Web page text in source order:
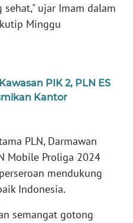
sehat," ujar Imam dalam
Minggu
PIK 2, PLN ES
Kantor
PLN, Darmawan
Mobile Proliga 2024
mendukung
Indonesia.
semangat gotong